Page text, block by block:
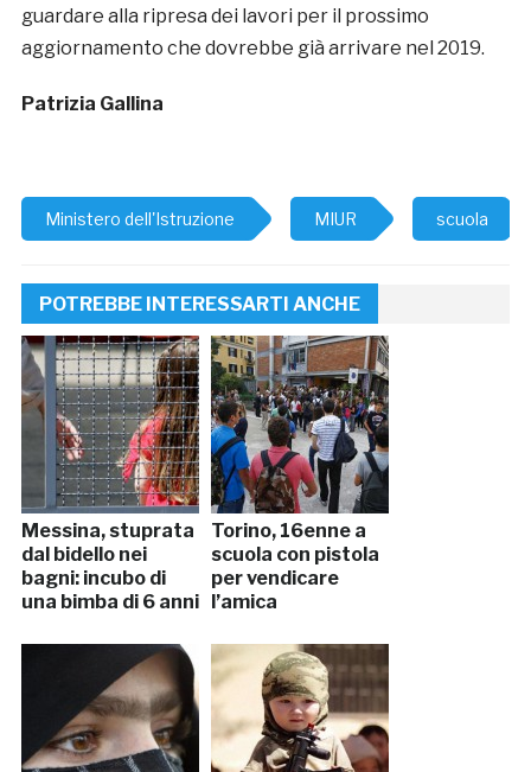
guardare alla ripresa dei lavori per il prossimo
aggiornamento che dovrebbe già arrivare nel 2019.
Patrizia Gallina
Ministero dell'Istruzione MIUR scuola
POTREBBE INTERESSARTI ANCHE
Messina, stuprata
dal bidello nei
bagni: incubo di
una bimba di 6 anni
Torino, 16enne a
scuola con pistola
per vendicare
l’amica